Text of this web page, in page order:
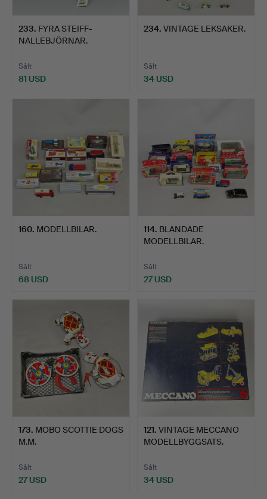
233. FYRA STEIFF-
NALLEBJÖRNAR.
Sålt
81 USD
234. VINTAGE LEKSAKER.
Sålt
34 USD
160. MODELLBILAR.
Sålt
68 USD
114. BLANDADE
MODELLBILAR.
Sålt
27 USD
173. MOBO SCOTTIE DOGS
M.M.
Sålt
27 USD
121. VINTAGE MECCANO
MODELLBYGGSATS.
Sålt
34 USD